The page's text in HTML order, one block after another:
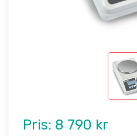
Pris: 8 790 kr